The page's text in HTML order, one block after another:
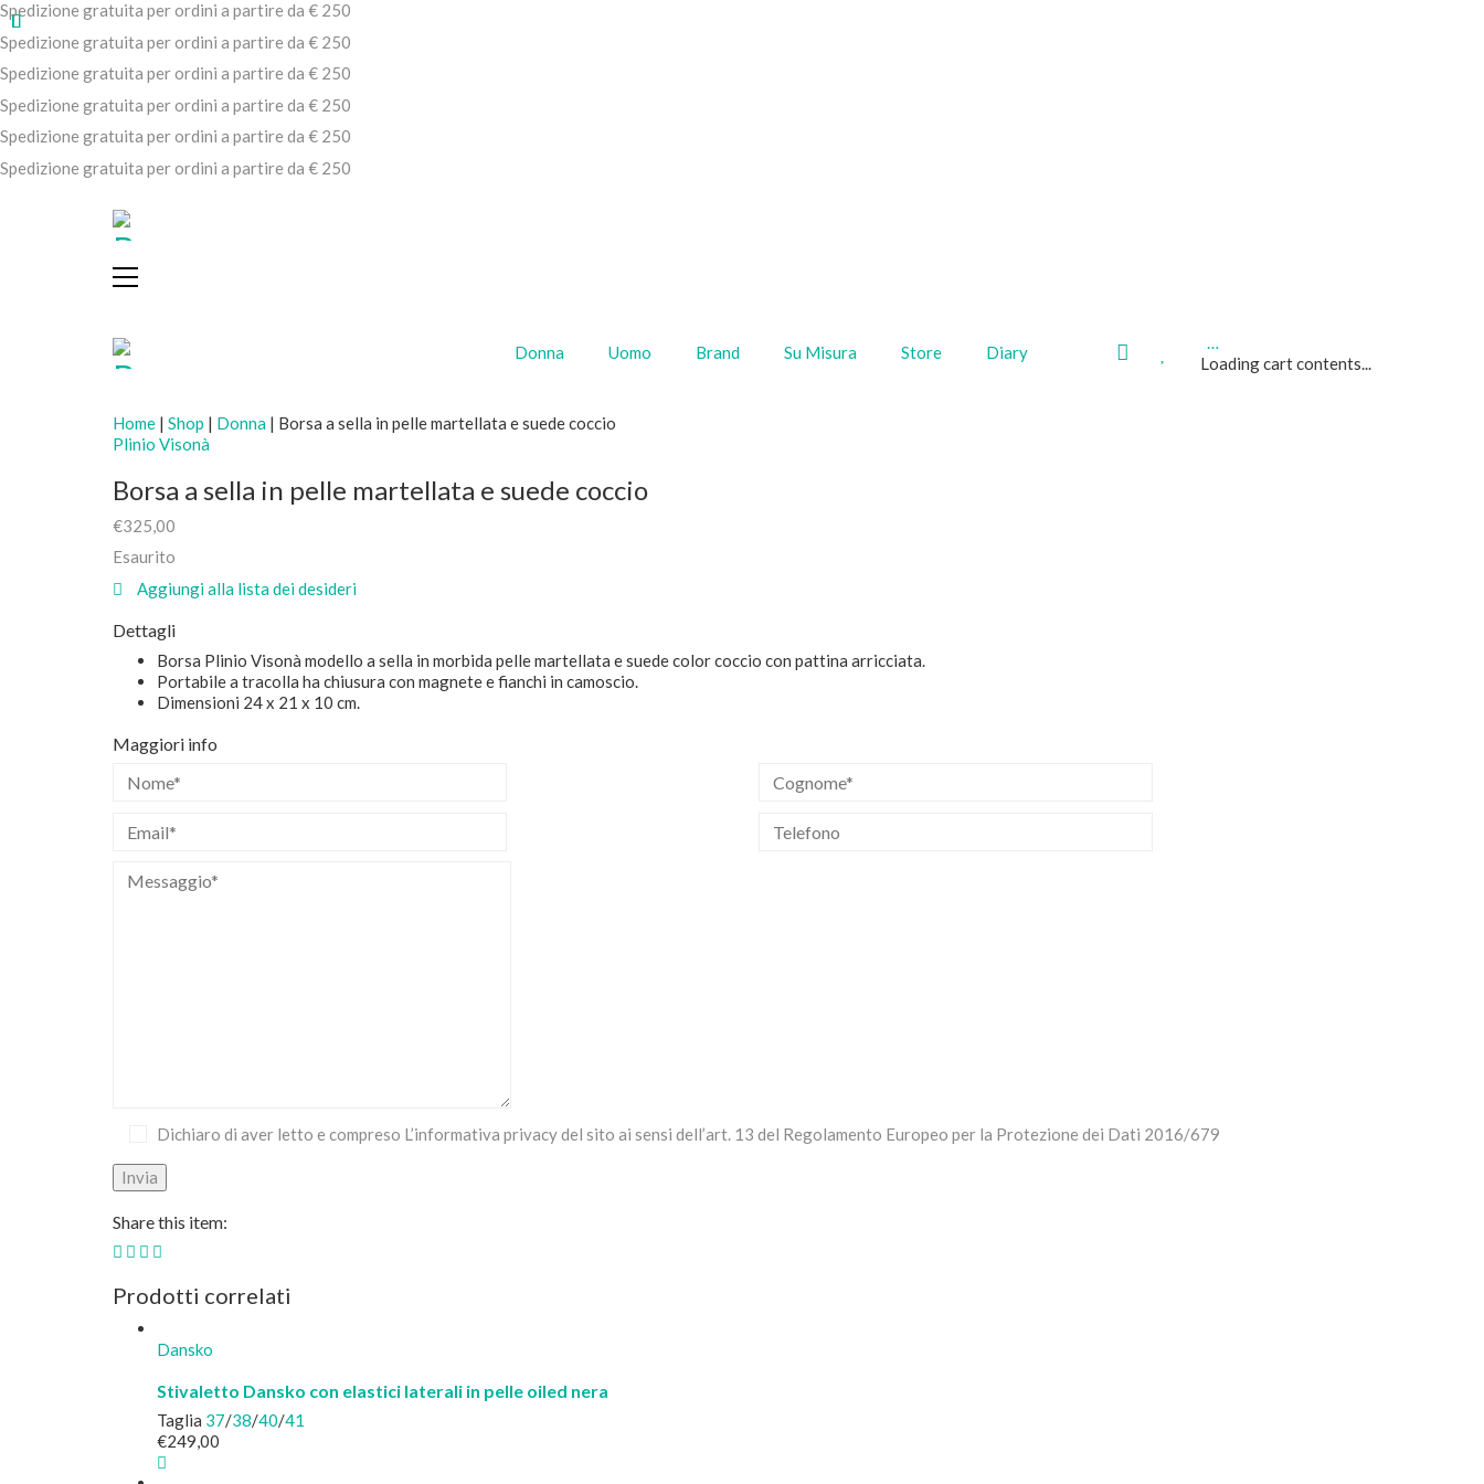
Spedizione gratuita per ordini a partire da € 250
Spedizione gratuita per ordini a partire da € 250
Spedizione gratuita per ordini a partire da € 250
Spedizione gratuita per ordini a partire da € 250
Spedizione gratuita per ordini a partire da € 250
Spedizione gratuita per ordini a partire da € 250
Donna Uomo Brand Su Misura Store Diary Wishlist
Loading cart contents...
Home | Shop | Donna | Borsa a sella in pelle martellata e suede coccio
Plinio Visonà
Borsa a sella in pelle martellata e suede coccio
€325,00
Esaurito
Aggiungi alla lista dei desideri
Dettagli
Borsa Plinio Visonà modello a sella in morbida pelle martellata e suede color coccio con pattina arricciata.
Portabile a tracolla ha chiusura con magnete e fianchi in camoscio.
Dimensioni 24 x 21 x 10 cm.
Maggiori info
Dichiaro di aver letto e compreso L’informativa privacy del sito ai sensi dell’art. 13 del Regolamento Europeo per la Protezione dei Dati 2016/679
Share this item:
Prodotti correlati
Dansko
Stivaletto Dansko con elastici laterali in pelle oiled nera
Taglia 37/38/40/41
€249,00